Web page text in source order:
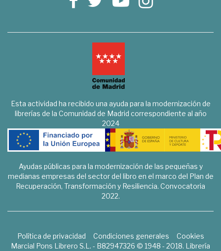
Esta actividad ha recibido una ayuda para la modernización de
librerías de la Comunidad de Madrid correspondiente al año
2024
Ayudas públicas para la modernización de las pequeñas y
medianas empresas del sector del libro en el marco del Plan de
Recuperación, Transformación y Resiliencia. Convocatoria
2022.
Política de privacidad Condiciones generales
Cookies
Marcial Pons Librero S.L. - B82947326 © 1948 - 2018. Librería